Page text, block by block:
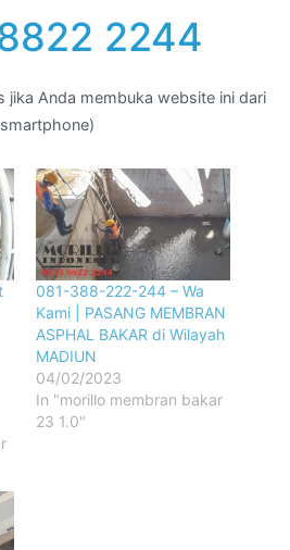
2244
jika Anda membuka website ini dari
smartphone)
081-388-222-244 – Wa
Kami | PASANG MEMBRAN
ASPHAL BAKAR di Wilayah
MADIUN
04/02/2023
In "morillo membran bakar
23 1.0"